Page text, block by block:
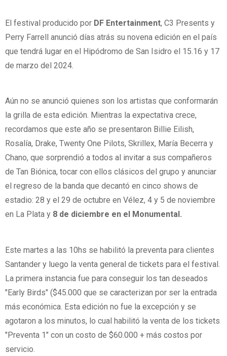
El festival producido por DF Entertainment, C3 Presents y
Perry Farrell anunció días atrás su novena edición en el país
que tendrá lugar en el Hipódromo de San Isidro el 15.16 y 17
de marzo del 2024.
Aún no se anunció quienes son los artistas que conformarán
la grilla de esta edición. Mientras la expectativa crece,
recordamos que este año se presentaron Billie Eilish,
Rosalía, Drake, Twenty One Pilots, Skrillex, María Becerra y
Chano, que sorprendió a todos al invitar a sus compañeros
de Tan Biónica, tocar con ellos clásicos del grupo y anunciar
el regreso de la banda que decantó en cinco shows de
estadio: 28 y el 29 de octubre en Vélez, 4 y 5 de noviembre
en La Plata y 8 de diciembre en el Monumental.
Este martes a las 10hs se habilitó la preventa para clientes
Santander y luego la venta general de tickets para el festival.
La primera instancia fue para conseguir los tan deseados
"Early Birds" ($45.000 que se caracterizan por ser la entrada
más económica. Esta edición no fue la excepción y se
agotaron a los minutos, lo cual habilitó la venta de los tickets
"Preventa 1" con un costo de $60.000 + más costos por
servicio.